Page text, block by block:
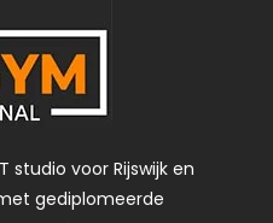
studio voor Rijswijk en
gediplomeerde